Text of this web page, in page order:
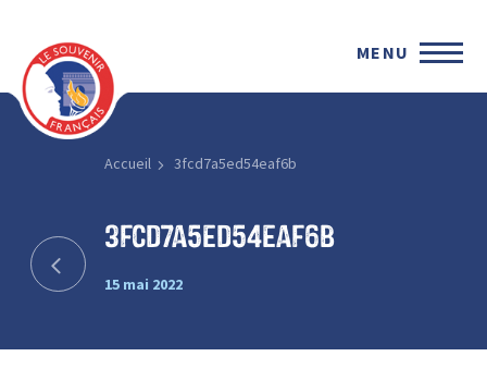
MENU
Accueil 3fcd7a5ed54eaf6b
3fcd7a5ed54eaf6b
15 mai 2022